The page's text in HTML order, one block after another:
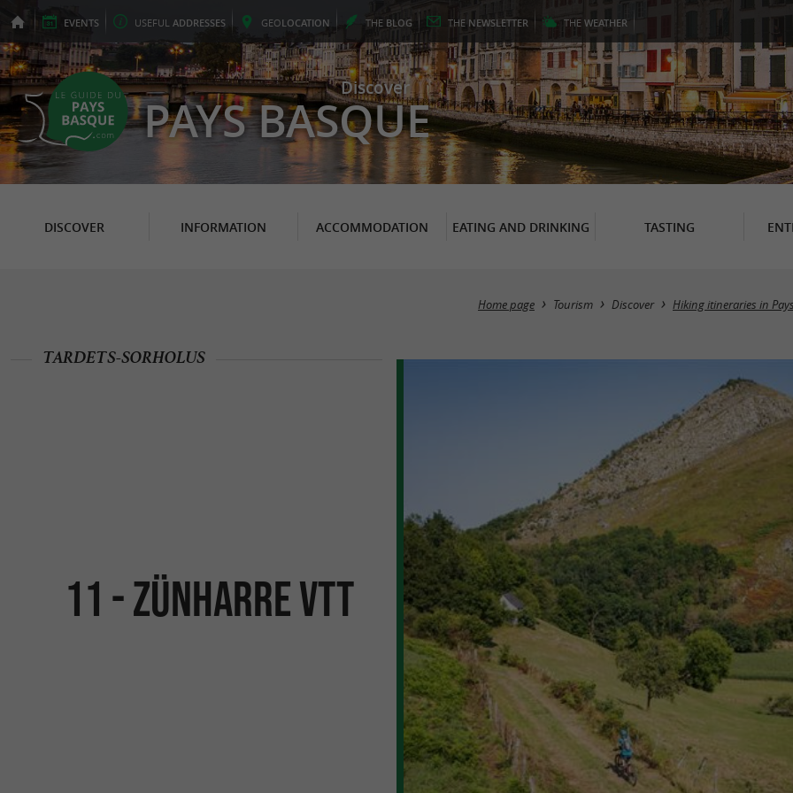
EVENTS USEFUL ADDRESSES GEOLOCATION THE BLOG THE NEWSLETTER THE WEATHER
Discover
PAYS BASQUE
DISCOVER INFORMATION ACCOMMODATION EATING AND DRINKING TASTING
Home page Tourism Discover Hiking itineraries in
11 - Zünharre VTT
TARDETS-SORHOLUS